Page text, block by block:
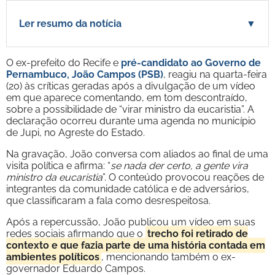
Ler resumo da notícia ▼
O ex-prefeito do Recife e pré-candidato ao Governo de
Pernambuco, João Campos (PSB), reagiu na quarta-feira
(20) às críticas geradas após a divulgação de um vídeo
em que aparece comentando, em tom descontraído,
sobre a possibilidade de “virar ministro da eucaristia”. A
declaração ocorreu durante uma agenda no município
de Jupi, no Agreste do Estado.
Na gravação, João conversa com aliados ao final de uma
visita política e afirma: “se nada der certo, a gente vira
ministro da eucaristia”. O conteúdo provocou reações de
integrantes da comunidade católica e de adversários,
que classificaram a fala como desrespeitosa.
Após a repercussão, João publicou um vídeo em suas
redes sociais afirmando que o trecho foi retirado de
contexto e que fazia parte de uma história contada em
ambientes políticos, mencionando também o ex-
governador Eduardo Campos.